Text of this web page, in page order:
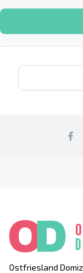
Ostfriesland